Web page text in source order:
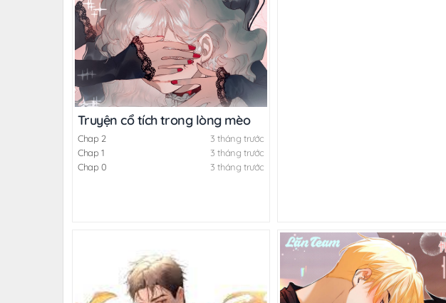
Truyện cổ tích trong lòng mèo
Chap 2
3 tháng trước
Chap 1
3 tháng trước
Chap 0
3 tháng trước